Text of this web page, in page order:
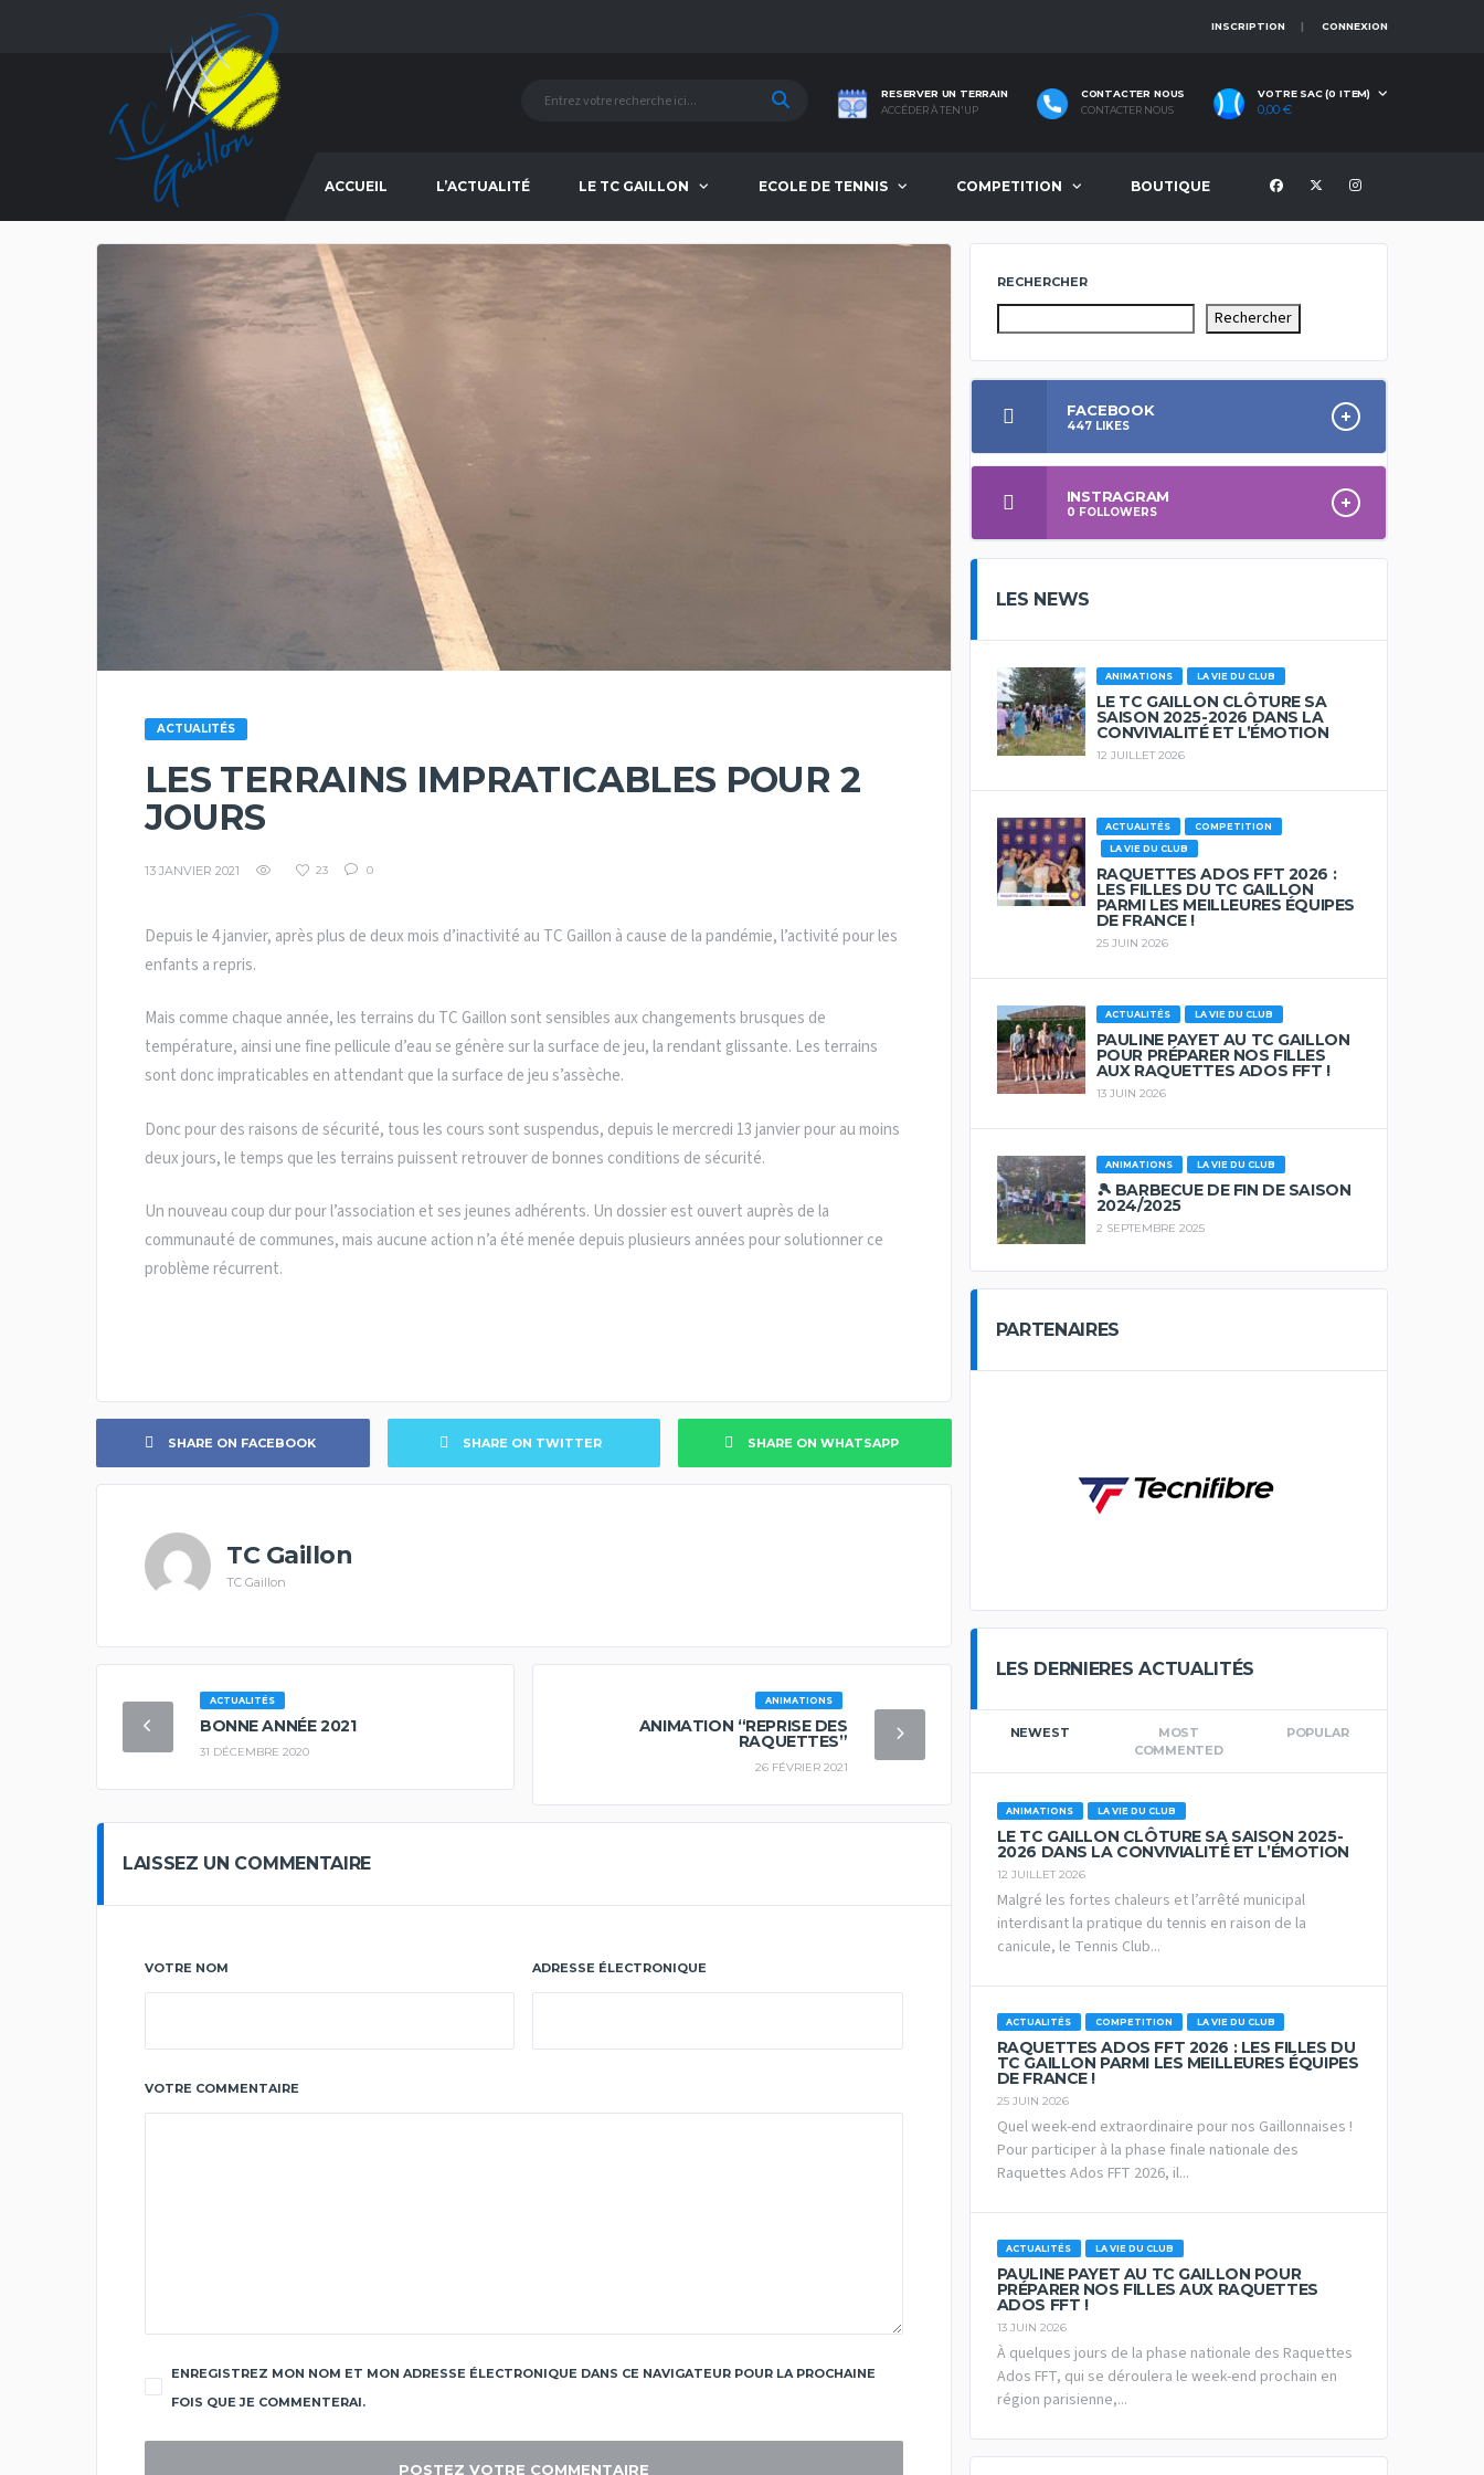
INSCRIPTION CONNEXION
RESERVER UN TERRAIN
ACCÉDER À TEN'UP
CONTACTER NOUS
CONTACTER NOUS
VOTRE SAC (0 ITEM)
0,00€
ACCUEIL L’ACTUALITÉ LE TC GAILLON ECOLE DE TENNIS COMPETITION BOUTIQUE
ACTUALITÉS
LES TERRAINS IMPRATICABLES POUR 2
JOURS
13 JANVIER 2021 23 0
Depuis le 4 janvier, après plus de deux mois d’inactivité au TC Gaillon à cause de la pandémie, l’activité pour les
enfants a repris.
Mais comme chaque année, les terrains du TC Gaillon sont sensibles aux changements brusques de
température, ainsi une fine pellicule d’eau se génère sur la surface de jeu, la rendant glissante. Les terrains
sont donc impraticables en attendant que la surface de jeu s’assèche.
Donc pour des raisons de sécurité, tous les cours sont suspendus, depuis le mercredi 13 janvier pour au moins
deux jours, le temps que les terrains puissent retrouver de bonnes conditions de sécurité.
Un nouveau coup dur pour l’association et ses jeunes adhérents. Un dossier est ouvert auprès de la
communauté de communes, mais aucune action n’a été menée depuis plusieurs années pour solutionner ce
problème récurrent.
SHARE ON FACEBOOK SHARE ON TWITTER SHARE ON WHATSAPP
TC Gaillon
TC Gaillon
ACTUALITÉS
BONNE ANNÉE 2021
31 DÉCEMBRE 2020
ANIMATIONS
ANIMATION “REPRISE DES
RAQUETTES”
26 FÉVRIER 2021
LAISSEZ UN COMMENTAIRE
VOTRE NOM ADRESSE ÉLECTRONIQUE
VOTRE COMMENTAIRE
ENREGISTREZ MON NOM ET MON ADRESSE ÉLECTRONIQUE DANS CE NAVIGATEUR POUR LA PROCHAINE
FOIS QUE JE COMMENTERAI.
RECHERCHER
Rechercher
FACEBOOK
447LIKES
INSTRAGRAM
0 FOLLOWERS
LES NEWS
ANIMATIONS LA VIE DU CLUB
LE TC GAILLON CLÔTURE SA
SAISON 2025-2026 DANS LA
CONVIVIALITÉ ET L’ÉMOTION
12 JUILLET 2026
ACTUALITÉS
COMPETITION
LA VIE DU CLUB
RAQUETTES ADOS FFT 2026 :
LES FILLES DU TC GAILLON
PARMI LES MEILLEURES ÉQUIPES
DE FRANCE !
25 JUIN 2026
ACTUALITÉS LA VIE DU CLUB
PAULINE PAYET AU TC GAILLON
POUR PRÉPARER NOS FILLES
AUX RAQUETTES ADOS FFT !
13 JUIN 2026
ANIMATIONS LA VIE DU CLUB
🎾 BARBECUE DE FIN DE SAISON
2024/2025
2 SEPTEMBRE 2025
PARTENAIRES
LES DERNIERES ACTUALITÉS
NEWEST
MOST
COMMENTED
POPULAR
ANIMATIONS LA VIE DU CLUB
LE TC GAILLON CLÔTURE SA SAISON 2025-
2026 DANS LA CONVIVIALITÉ ET L’ÉMOTION
12 JUILLET 2026
Malgré les fortes chaleurs et l’arrêté municipal
interdisant la pratique du tennis en raison de la
canicule, le Tennis Club...
ACTUALITÉS COMPETITION LA VIE DU CLUB
RAQUETTES ADOS FFT 2026 : LES FILLES DU
TC GAILLON PARMI LES MEILLEURES ÉQUIPES
DE FRANCE !
25 JUIN 2026
Quel week-end extraordinaire pour nos Gaillonnaises !
Pour participer à la phase finale nationale des
Raquettes Ados FFT 2026, il...
ACTUALITÉS LA VIE DU CLUB
PAULINE PAYET AU TC GAILLON POUR
PRÉPARER NOS FILLES AUX RAQUETTES
ADOS FFT !
13 JUIN 2026
À quelques jours de la phase nationale des Raquettes
Ados FFT, qui se déroulera le week-end prochain en
région parisienne,...